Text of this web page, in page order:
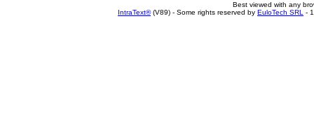
Best viewed with any
IntraText®(V89) - Some rights reserved by EuloTech SRL -